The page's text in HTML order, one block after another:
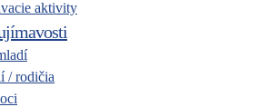
aktivity
/ rodičia